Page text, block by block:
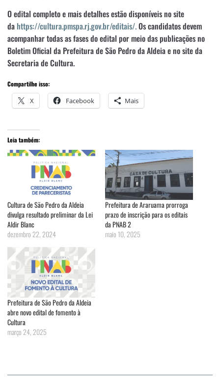
O edital completo e mais detalhes estão disponíveis no site
da https://cultura.pmspa.rj.gov.br/editais/.Os candidatos devem
acompanhar todas as fases do edital por meio das publicações no
Boletim Oficial da Prefeitura de São Pedro da Aldeia e no site da
Secretaria de Cultura.
Compartilhe isso:
X Facebook Mais
Leia também:
Cultura de São Pedro da Aldeia
divulga resultado preliminar da Lei
Aldir Blanc
dezembro 22, 2024
Prefeitura de Araruama prorroga
prazo de inscrição para os editais
da PNAB 2
maio 10, 2025
Prefeitura de São Pedro da Aldeia
abre novo edital de fomento à
Cultura
março 24, 2025